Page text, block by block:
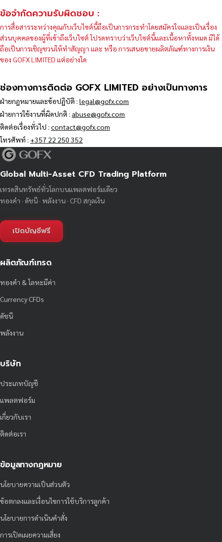
ข้อจำกัดความรับผิดชอบ :
การสื่อสารระหว่างคุณกับเว็บไซต์นี้ถือเป็นการกระทำโดยสมัครใจและเป็นเรื่อง
ส่วนบุคคลของผู้ที่เข้าถึงเว็บไซต์ โปรดทราบว่าเว็บไซต์นี้และเนื้อหาทั้งหมด มิได้
ถือเป็นการเชิญชวนให้ทำสัญญา และ หรือ การเสนอขายผลิตภัณฑ์ทางการเงิน
ของ GOFX LIMITED แต่อย่างใด
ช่องทางการติดต่อ GOFX LIMITED อย่างเป็นทางการ
ฝ่ายกฎหมายและข้อปฏิบัติ : legal@gofx.com
ฝ่ายการใช้งานที่ผิดปกติ : abuse@gofx.com
ติดต่อเรื่องทั่วไป : contact@gofx.com
โทรศัพท์ : +357 22 250 352
Global Multi-Asset CFD Trading Platform
เทรดสินทรัพย์ทั่วโลกบนแพลตฟอร์มเดียว
ทองคำ · ดัชนี · พลังงาน · CFD สกุลเงิน
เปิดบัญชีฟรี
ผลิตภัณฑ์เทรด
ทองคำ & โลหะมีค่า
Currency CFDs
ดัชนี
พลังงาน
บริษัท
ประเภทบัญชี
แพลตฟอร์ม
เกี่ยวกับเรา
ติดต่อเรา
ข้อมูลทางกฎหมาย
นโยบายความเป็นส่วนตัว
ข้อตกลงและเงื่อนไขการใช้บริการลูกค้า
นโยบายการดำเนินคำสั่ง
การเปิดเผยความเสี่ยง